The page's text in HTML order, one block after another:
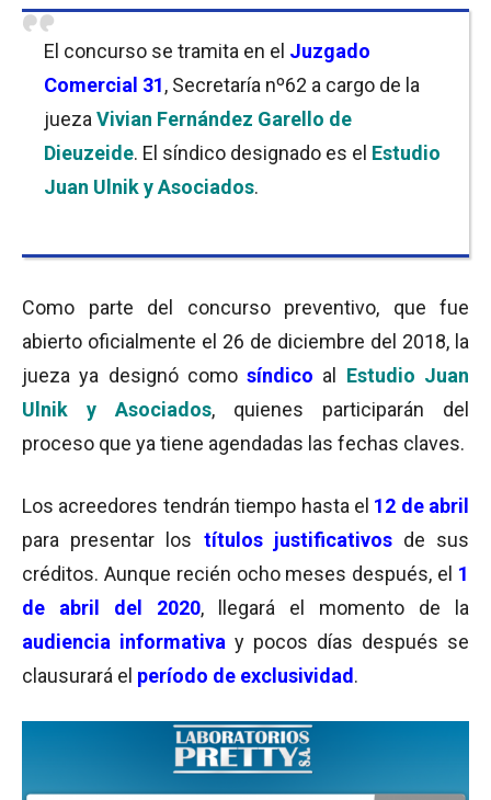
El concurso se tramita en el Juzgado
Comercial 31, Secretaría nº62 a cargo de la
jueza Vivian Fernández Garello de
Dieuzeide. El síndico designado es el Estudio
Juan Ulnik y Asociados.
Como parte del concurso preventivo, que fue
abierto oficialmente el 26 de diciembre del 2018, la
jueza ya designó comosíndico al Estudio Juan
Ulnik y Asociados, quienes participarán del
proceso que ya tiene agendadas las fechas claves.
Los acreedores tendrán tiempo hasta el 12 de abril
para presentar los títulos justificativosde sus
créditos. Aunque recién ocho meses después, el 1
de abril del 2020, llegará el momento de la
audiencia informativa y pocos días después se
clausurará el período de exclusividad .